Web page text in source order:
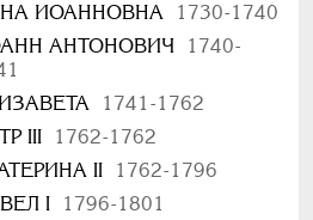
ИОАННОВНА
1730-1740
АНТОНОВИЧ
1740-
1741-1762
III
1762-1762
II
1762-1796
I
1796-1801